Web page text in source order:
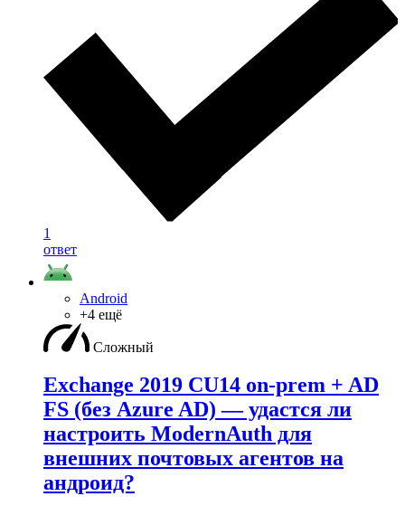
1
ответ
Android
+4 ещё
Сложный
Exchange 2019 CU14 on-prem + AD
FS (без Azure AD) — удаcтся ли
настроить ModernAuth для
внешних почтовых агентов на
андроид?